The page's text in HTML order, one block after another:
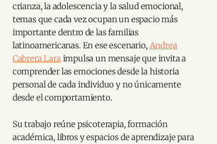
crianza, la adolescencia y la salud emocional,
temas que cada vez ocupan un espacio más
importante dentro de las familias
latinoamericanas. En ese escenario, Andrea
Cabrera Laraimpulsa un mensaje que invita a
comprender las emociones desde la historia
personal de cada individuo y no únicamente
desde el comportamiento.
Su trabajo reúne psicoterapia, formación
académica, libros y espacios de aprendizaje para